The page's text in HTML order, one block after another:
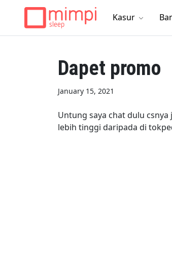
Kasur
Dapet promo
January 15, 2021
Untung saya chat dulu
lebih tinggi daripada di